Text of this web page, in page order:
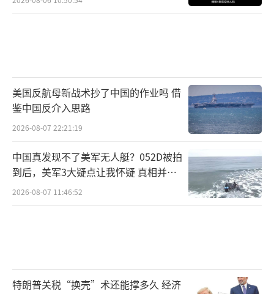
美国反航母新战术抄了中国的作业吗 借
鉴中国反介入思路
2026-08-07 22:21:19
中国真发现不了美军无人艇？052D被拍
到后，美军3大疑点让我怀疑 真相并非
如此
2026-08-07 11:46:52
特朗普关税“换壳”术还能撑多久 经济